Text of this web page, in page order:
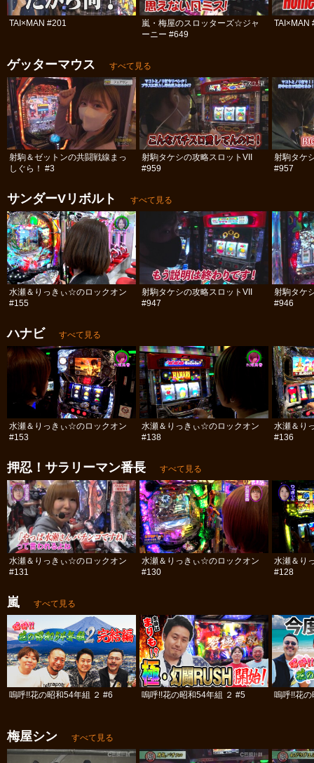
TAI×MAN #201
嵐・梅屋のスロッターズ☆ジャ
ーニー #649
TAI×MAN
ゲッターマウス すべて見る
射駒＆ゼットンの共闘戦線まっ
しぐら！ #3
射駒タケシの攻略スロットVII
#959
射駒タケ
#957
サンダーVリボルト すべて見る
水瀬＆りっきぃ☆のロックオン
#155
射駒タケシの攻略スロットVII
#947
射駒タケ
#946
ハナビ すべて見る
水瀬＆りっきぃ☆のロックオン
#153
水瀬＆りっきぃ☆のロックオン
#138
水瀬＆り
#136
押忍！サラリーマン番長 すべて見る
水瀬＆りっきぃ☆のロックオン
#131
水瀬＆りっきぃ☆のロックオン
#130
水瀬＆り
#128
嵐 すべて見る
嗚呼!!花の昭和54年組 ２ #6 嗚呼!!花の昭和54年組 ２ #5 嗚呼!!花
梅屋シン すべて見る